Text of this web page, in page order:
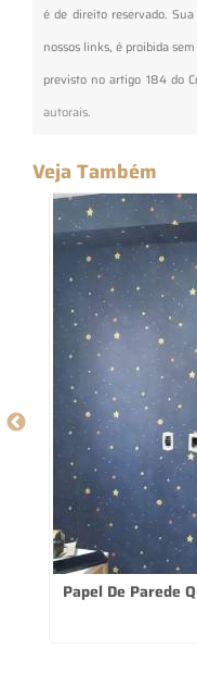
é de direito reservado.
nossos links, é proibida
previsto no artigo 184 do
autorais.
Veja Também
Papel De Parede